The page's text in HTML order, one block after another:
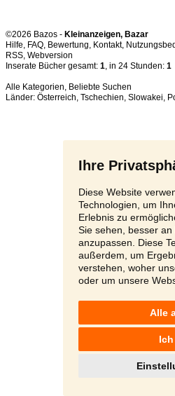
Ihre
Diese Website
Technologien, um
Erlebnis zu
Sie sehen, besser
anzupassen. Diese
außerdem, um
verstehen, woher
oder um unsere
Alle
©2026 Bazos - Kleinanzeigen, Bazar
Hilfe, FAQ, Bewertung, Kontakt,
RSS,
Inserate Bücher gesamt: 1, in 24 Stunden: 1
Alle Kategorien, Beliebte Suchen
Länder: Österreich, Tschechien, Slowakei,